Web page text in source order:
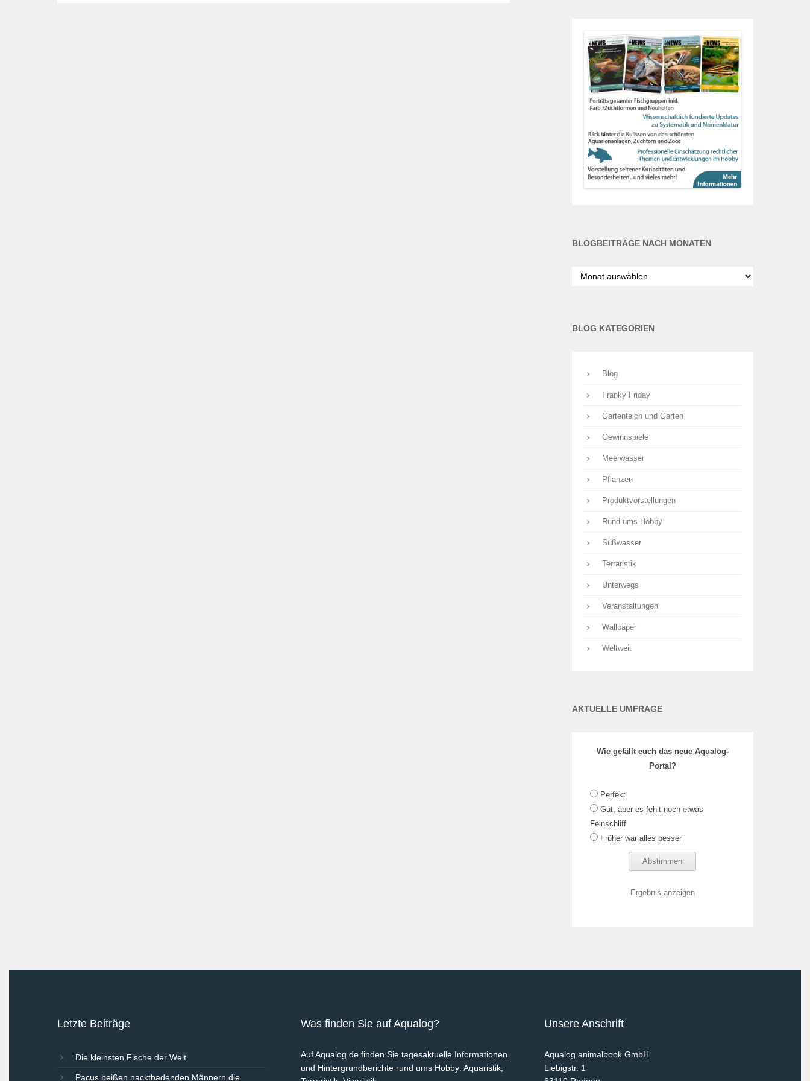
BLOGBEITRÄGE NACH MONATEN
nach
BLOG KATEGORIEN
Blog
Franky Friday
Gartenteich und Garten
Gewinnspiele
Meerwasser
Pflanzen
Produktvorstellungen
Rund ums Hobby
Süßwasser
Terraristik
Unterwegs
Veranstaltungen
Wallpaper
Weltweit
AKTUELLE UMFRAGE
Wie gefällt euch das neue Aqualog-
Portal?
Perfekt
Gut, aber es fehlt noch etwas
Feinschliff
Früher war alles besser
Ergebnis anzeigen
Letzte Beiträge
Die kleinsten Fische der Welt
Pacus beißen nacktbadenden Männern die
Was finden Sie auf Aqualog?
Auf Aqualog.de finden Sie tagesaktuelle Informationen
und Hintergrundberichte rund ums Hobby: Aquaristik,
Unsere Anschrift
Aqualog animalbook GmbH
Liebigstr. 1